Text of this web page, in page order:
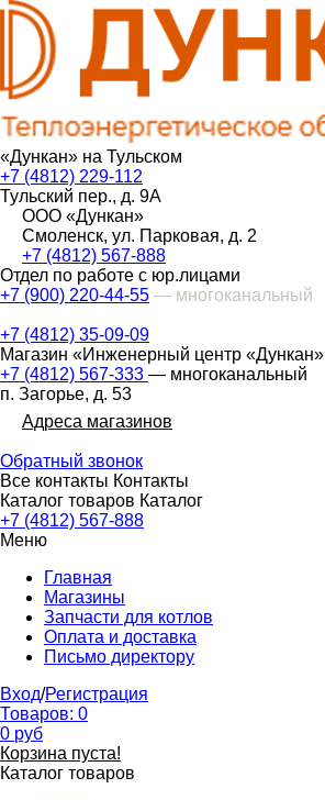
«Дункан» на Тульском
+7 (4812) 229-112
Тульский пер., д. 9А
ООО «Дункан»
Смоленск, ул. Парковая, д. 2
+7 (4812) 567-888
Отдел по работе с юр.лицами
+7 (900) 220-44-55 — многоканальный
+7 (4812) 35-09-09
Магазин «Инженерный центр «Дункан»
+7 (4812) 567-333 — многоканальный
п. Загорье, д. 53
Адреса магазинов
Обратный звонок
Все контакты Контакты
Каталог товаров Каталог
+7 (4812) 567-888
Меню
Главная
Магазины
Запчасти для котлов
Оплата и доставка
Письмо директору
Вход/Регистрация
Товаров: 0
0 руб
Корзина пуста!
Каталог товаров